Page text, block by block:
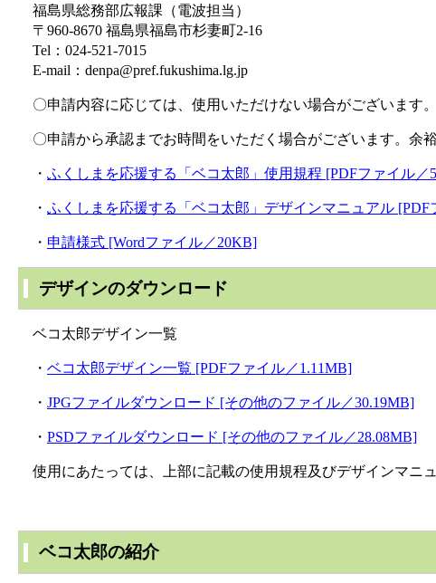
福島県総務部広報課（電波担当）
〒960-8670 福島県福島市杉妻町2-16
Tel：024-521-7015
E-mail：denpa@pref.fukushima.lg.jp
〇申請内容に応じては、使用いただけない場合がございます。
〇申請から承認までお時間をいただく場合がございます。余
・ ふくしまを応援する「ベコ太郎」使用規程 [PDFファイル／
・ ふくしまを応援する「ベコ太郎」デザインマニュアル [PDF
・ 申請様式 [Wordファイル／20KB]
デザインのダウンロード
ベコ太郎デザイン一覧
・ ベコ太郎デザイン一覧 [PDFファイル／1.11MB]
・ JPGファイルダウンロード [その他のファイル／30.19MB]
・ PSDファイルダウンロード [その他のファイル／28.08MB]
使用にあたっては、上部に記載の使用規程及びデザインマニ
ベコ太郎の紹介